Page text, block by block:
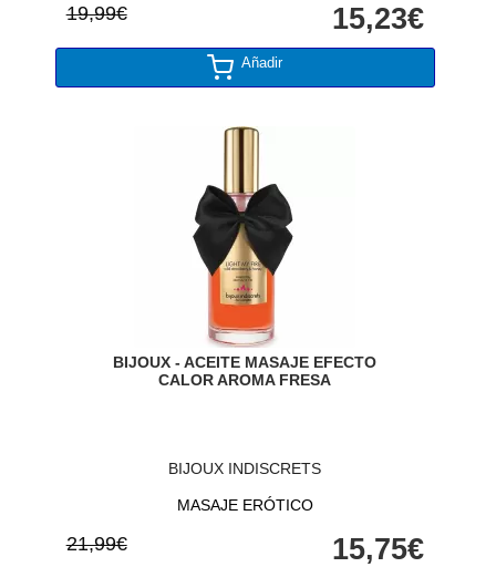
19,99€ 15,23€
Añadir
BIJOUX - ACEITE MASAJE EFECTO
CALOR AROMA FRESA
BIJOUX INDISCRETS
MASAJE ERÓTICO
21,99€ 15,75€